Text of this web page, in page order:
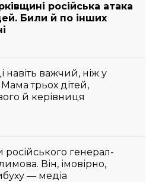
російська атака
Били й по інших
навіть важчий, ніж у
Мама трьох дітей,
й керівниця
російського генерал-
Він, імовірно,
— медіа